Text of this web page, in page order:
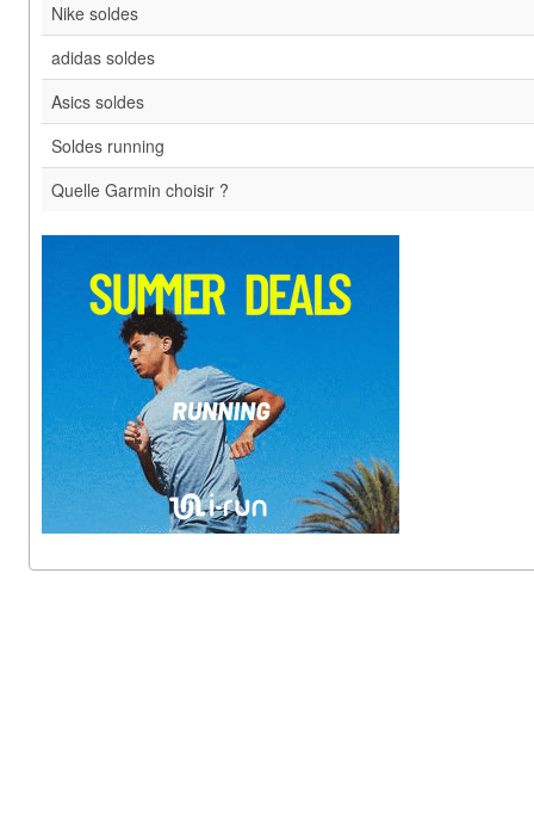
Nike soldes
adidas soldes
Asics soldes
Soldes running
Quelle Garmin choisir ?